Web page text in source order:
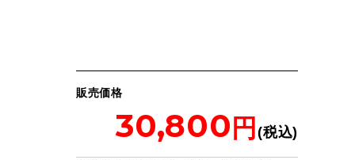
販売価格
30,800